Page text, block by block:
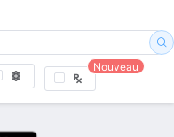
Nouveau